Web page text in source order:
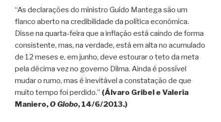
“As declarações do ministro Guido Mantega são um
flanco aberto na credibilidade da política econômica.
Disse na quarta-feira que a inflação está caindo de forma
consistente, mas, na verdade, está em alta no acumulado
de 12 meses e, em junho, deve estourar o teto da meta
pela décima vez no governo Dilma. Ainda é possível
mudar o rumo, mas é inevitável a constatação de que
muito tempo foi perdido.” (Álvaro Gribel e Valeria
Maniero,O Globo, 14/6/2013.)